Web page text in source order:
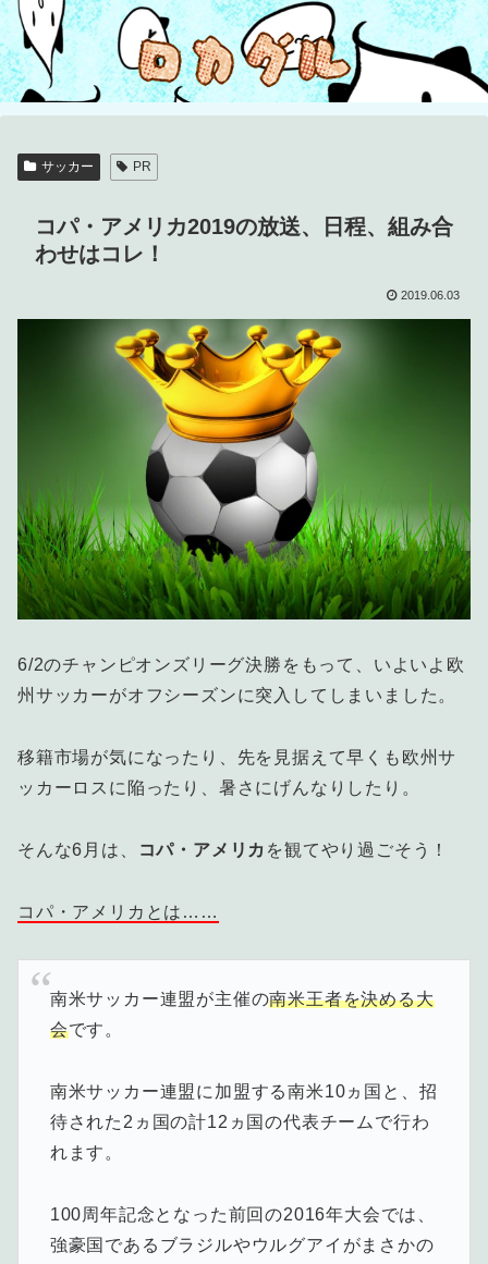
サッカー PR
コパ・アメリカ2019の放送、日程、組み合
わせはコレ！
2019.06.03
6/2のチャンピオンズリーグ決勝をもって、いよいよ欧
州サッカーがオフシーズンに突入してしまいました。
移籍市場が気になったり、先を見据えて早くも欧州サ
ッカーロスに陥ったり、暑さにげんなりしたり。
そんな6月は、 コパ・アメリカ を観てやり過ごそう！
コパ・アメリカとは……
南米サッカー連盟が主催の南米王者を決める大
会です。
南米サッカー連盟に加盟する南米10ヵ国と、招
待された2ヵ国の計12ヵ国の代表チームで行わ
れます。
100周年記念となった前回の2016年大会では、
強豪国であるブラジルやウルグアイがまさかの